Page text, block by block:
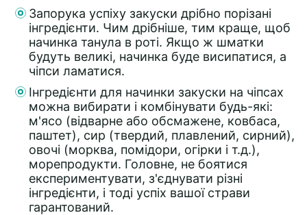
Запорука успіху закуски дрібно порізані
інгредієнти. Чим дрібніше, тим краще, щоб
начинка танула в роті. Якщо ж шматки
будуть великі, начинка буде висипатися, а
чіпси ламатися.
Інгредієнти для начинки закуски на чіпсах
можна вибирати і комбінувати будь-які:
м'ясо (відварне або обсмажене, ковбаса,
паштет), сир (твердий, плавлений, сирний),
овочі (морква, помідори, огірки і т.д.),
морепродукти. Головне, не боятися
експериментувати, з'єднувати різні
інгредієнти, і тоді успіх вашої страви
гарантований.